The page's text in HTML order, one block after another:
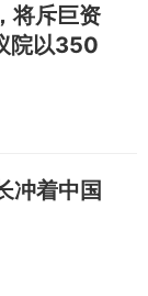
将斥巨资
院以350
冲着中国